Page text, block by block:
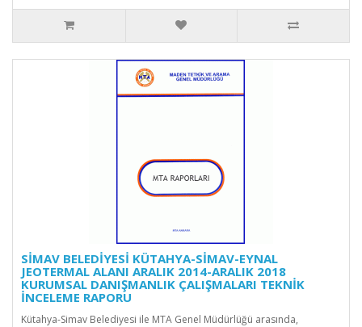
SİMAV BELEDİYESİ KÜTAHYA-SİMAV-EYNAL
JEOTERMAL ALANI ARALIK 2014-ARALIK 2018
KURUMSAL DANIŞMANLIK ÇALIŞMALARI TEKNİK
İNCELEME RAPORU
Kütahya-Simav Belediyesi ile MTA Genel Müdürlüğü arasında,